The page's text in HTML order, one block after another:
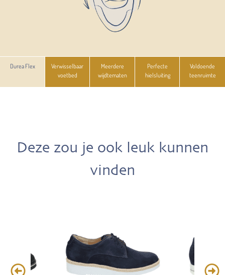
Durea Flex
Verwisselbaar
voetbed
Meerdere
wijdtematen
Perfecte
hielsluiting
Voldoende
teenruimte
Deze zou je ook leuk kunnen
vinden